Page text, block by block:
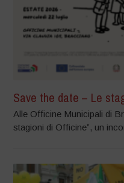
Save the date – Le
Alle Officine Municipali di
stagioni di Officine”, un